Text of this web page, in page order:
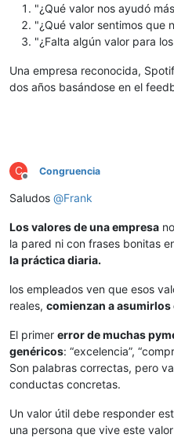
"¿Qué valor nos ayudó
"¿Qué valor sentimos que
"¿Falta algún valor para
Una empresa reconocida,
dos años basándose en el
C
Desconectado
Congruencia
Saludos @Frank
Los valores de una empresa
la pared ni con frases bonitas
la práctica diaria.
los empleados ven que esos
reales, comienzan a
El primer error de muchas
genéricos: “excelencia”,
Son palabras correctas, pero
conductas concretas.
Un valor útil debe responder
una persona que vive este